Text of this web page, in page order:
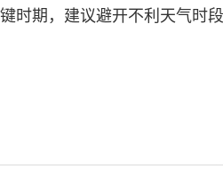
时期，建议避开不利天气时